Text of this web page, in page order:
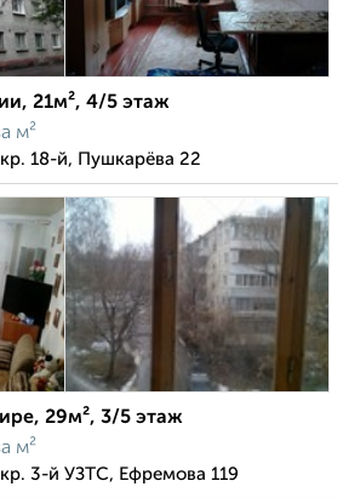
21м², 4/5 этаж
м²
18-й, Пушкарёва 22
29м², 3/5 этаж
м²
3-й УЗТС, Ефремова 119